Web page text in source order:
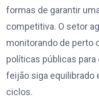
formas de garantir
competitiva. O setor
monitorando de perto
políticas públicas para
feijão siga equilibrado
ciclos.